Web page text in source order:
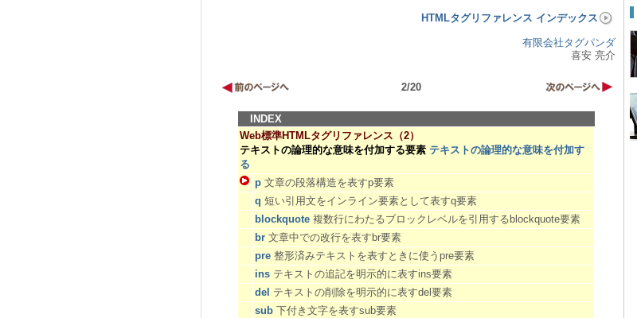
HTMLタグリファレンス インデックス
有限会社タグパンダ
喜安 亮介
2/20
INDEX
Web標準HTMLタグリファレンス（2）
テキストの論理的な意味を付加する要素 テキストの論理的な意味を付加す
る
p 文章の段落構造を表すp要素
q 短い引用文をインライン要素として表すq要素
blockquote 複数行にわたるブロックレベルを引用するblockquote要素
br 文章中での改行を表すbr要素
pre 整形済みテキストを表すときに使うpre要素
ins テキストの追記を明示的に表すins要素
del テキストの削除を明示的に表すdel要素
sub 下付き文字を表すsub要素